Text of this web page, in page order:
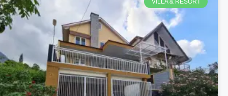
VILLA & RESORT